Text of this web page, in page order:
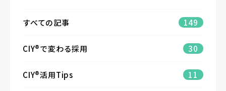
すべての記事 149
CIY®で変わる採用 30
CIY®活用Tips 11